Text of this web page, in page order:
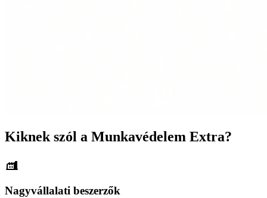
Kiknek szól a Munkavédelem Extra?
Nagyvállalati beszerzők